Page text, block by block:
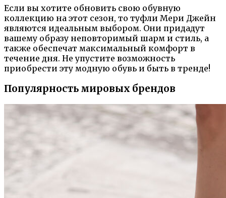
Если вы хотите обновить свою обувную
коллекцию на этот сезон, то туфли Мери Джейн
являются идеальным выбором. Они придадут
вашему образу неповторимый шарм и стиль, а
также обеспечат максимальный комфорт в
течение дня. Не упустите возможность
приобрести эту модную обувь и быть в тренде!
Популярность мировых брендов